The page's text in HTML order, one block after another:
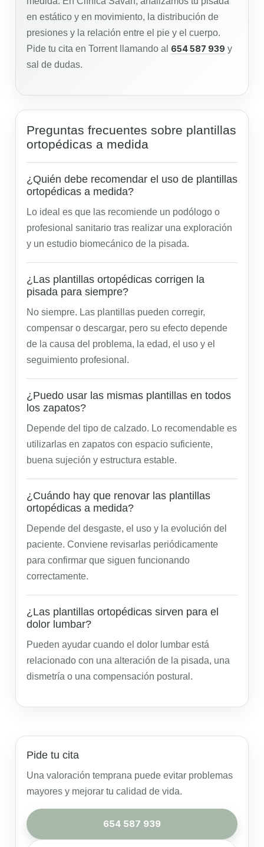
en estático y en movimiento, la distribución de
presiones y la relación entre el pie y el cuerpo.
Pide tu cita en Torrent llamando al 654 587 939 y
sal de dudas.
Preguntas frecuentes sobre plantillas
ortopédicas a medida
¿Quién debe recomendar el uso de plantillas
ortopédicas a medida?
Lo ideal es que las recomiende un podólogo o
profesional sanitario tras realizar una exploración
y un estudio biomecánico de la pisada.
¿Las plantillas ortopédicas corrigen la
pisada para siempre?
No siempre. Las plantillas pueden corregir,
compensar o descargar, pero su efecto depende
de la causa del problema, la edad, el uso y el
seguimiento profesional.
¿Puedo usar las mismas plantillas en todos
los zapatos?
Depende del tipo de calzado. Lo recomendable es
utilizarlas en zapatos con espacio suficiente,
buena sujeción y estructura estable.
¿Cuándo hay que renovar las plantillas
ortopédicas a medida?
Depende del desgaste, el uso y la evolución del
paciente. Conviene revisarlas periódicamente
para confirmar que siguen funcionando
correctamente.
¿Las plantillas ortopédicas sirven para el
dolor lumbar?
Pueden ayudar cuando el dolor lumbar está
relacionado con una alteración de la pisada, una
dismetría o una compensación postural.
Pide tu cita
Una valoración temprana puede evitar problemas
mayores y mejorar tu calidad de vida.
654 587 939